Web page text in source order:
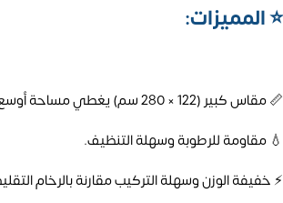
⭐ المميزات:
📏 مقاس كبير (122 × 280 سم) يغطي مساحة أوسع بأقل عدد من الألواح.
💧 مقاومة للرطوبة وسهلة التنظيف.
⚡ خفيفة الوزن وسهلة التركيب مقارنة بالرخام